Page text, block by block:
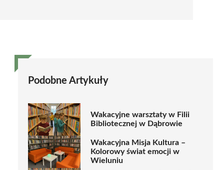
Podobne Artykuły
Wakacyjne warsztaty w Filii
Bibliotecznej w Dąbrowie
Wakacyjna Misja Kultura –
Kolorowy świat emocji w
Wieluniu